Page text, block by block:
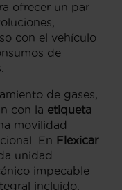
ofrecer un par
con el vehículo
de
de gases,
con la etiqueta
movilidad
En Flexicar
unidad
impecable
incluido.